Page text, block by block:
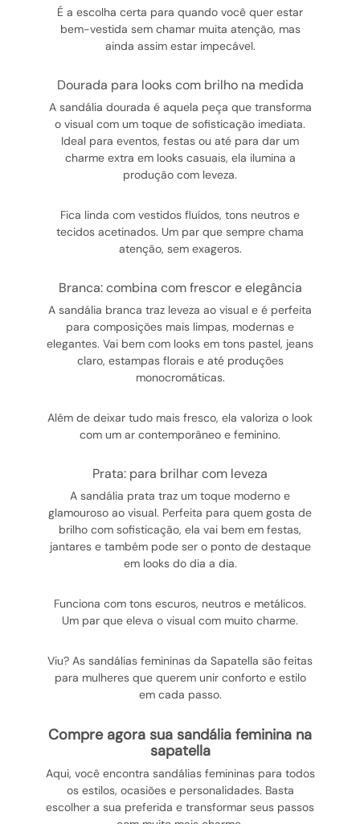
É a escolha certa para quando você quer estar
bem-vestida sem chamar muita atenção, mas
ainda assim estar impecável.
dourada para looks com brilho na medida
A sandália dourada é aquela peça que transforma
o visual com um toque de sofisticação imediata.
Ideal para eventos, festas ou até para dar um
charme extra em looks casuais, ela ilumina a
produção com leveza.
Fica linda com vestidos fluídos, tons neutros e
tecidos acetinados. Um par que sempre chama
atenção, sem exageros.
branca: combina com frescor e elegância
A sandália branca traz leveza ao visual e é perfeita
para composições mais limpas, modernas e
elegantes. Vai bem com looks em tons pastel, jeans
claro, estampas florais e até produções
monocromáticas.
Além de deixar tudo mais fresco, ela valoriza o look
com um ar contemporâneo e feminino.
prata: para brilhar com leveza
A sandália prata traz um toque moderno e
glamouroso ao visual. Perfeita para quem gosta de
brilho com sofisticação, ela vai bem em festas,
jantares e também pode ser o ponto de destaque
em looks do dia a dia.
Funciona com tons escuros, neutros e metálicos.
Um par que eleva o visual com muito charme.
Viu? As sandálias femininas da Sapatella são feitas
para mulheres que querem unir conforto e estilo
em cada passo.
compre agora sua sandália feminina na
sapatella
Aqui, você encontra sandálias femininas para todos
os estilos, ocasiões e personalidades. Basta
escolher a sua preferida e transformar seus passos